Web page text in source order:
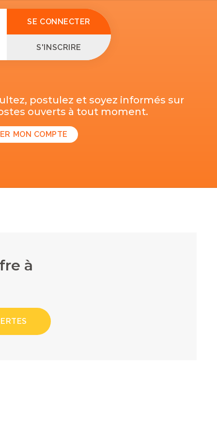
SE CONNECTER
S'INSCRIRE
postulez et soyez informés sur
ouverts à tout moment.
MON COMPTE
à